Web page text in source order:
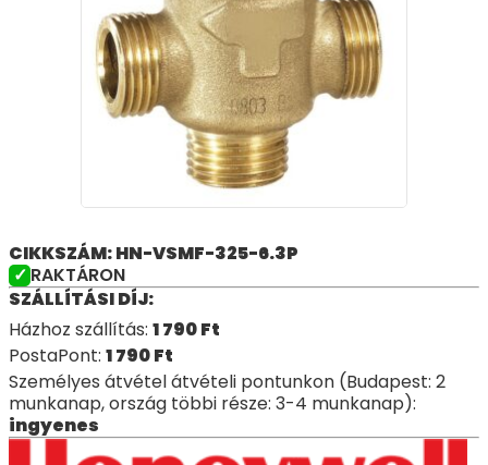
CIKKSZÁM: HN-VSMF-325-6.3P
RAKTÁRON
SZÁLLÍTÁSI DÍJ:
Házhoz szállítás: 1 790Ft
PostaPont: 1 790Ft
Személyes átvétel átvételi pontunkon (Budapest: 2
munkanap, ország többi része: 3-4 munkanap):
ingyenes